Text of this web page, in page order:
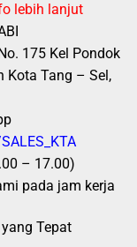
lebih lanjut
175 Kel Pondok
Kota Tang – Sel,
– 17.00)
pada jam kerja
Tepat